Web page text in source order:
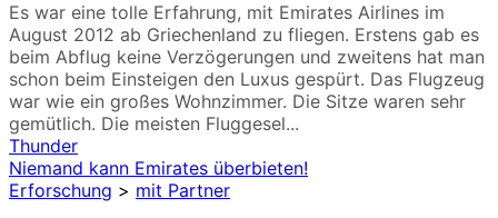
Es war eine tolle Erfahrung, mit Emirates Airlines im
August 2012 ab Griechenland zu fliegen. Erstens gab es
beim Abflug keine Verzögerungen und zweitens hat man
schon beim Einsteigen den Luxus gespürt. Das Flugzeug
war wie ein großes Wohnzimmer. Die Sitze waren sehr
gemütlich. Die meisten Fluggesel...
Thunder
Niemand kann Emirates überbieten!
Erforschung > mit Partner